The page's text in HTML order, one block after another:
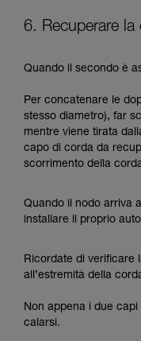
6. Recuperare la
Quando il secondo è
Per concatenare le
stesso diametro), far
mentre viene tirata
capo di corda da
scorrimento della
Quando il nodo arriva
installare il proprio
Ricordate di verificare
all’estremità della
Non appena i due
calarsi.